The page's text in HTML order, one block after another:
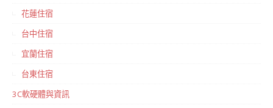
花蓮住宿
台中住宿
宜蘭住宿
台東住宿
3C軟硬體與資訊